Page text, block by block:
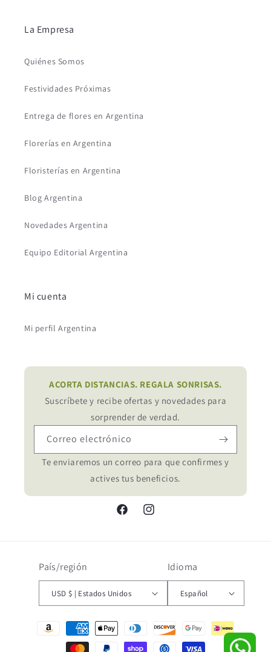
La Empresa
Quiénes Somos
Festividades Próximas
Entrega de flores en Argentina
Florerías en Argentina
Floristerías en Argentina
Blog Argentina
Novedades Argentina
Equipo Editorial Argentina
Mi cuenta
Mi perfil Argentina
ACORTA DISTANCIAS. REGALA SONRISAS.
Suscríbete y recibe ofertas y novedades para
sorprender de verdad.
Correo electrónico
Te enviaremos un correo para que confirmes y
actives tus beneficios.
FacebookInstagram
País/región
USD $ | Estados Unidos
Idioma
Español
Formas